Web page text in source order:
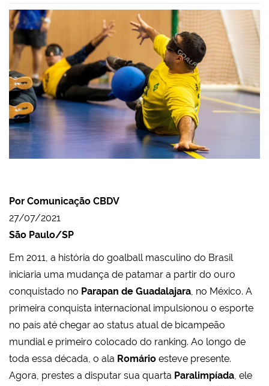
Por Comunicação CBDV
27/07/2021
São Paulo/SP
Em 2011, a história do goalball masculino do Brasil
iniciaria uma mudança de patamar a partir do ouro
conquistado no Parapan de Guadalajara, no México. A
primeira conquista internacional impulsionou o esporte
no país até chegar ao status atual de bicampeão
mundial e primeiro colocado do ranking. Ao longo de
toda essa década, o ala Romário esteve presente.
Agora, prestes a disputar sua quarta Paralimpíada, ele